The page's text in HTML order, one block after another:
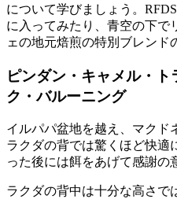
について学びましょう。
に入ってみたり、青空の下で
ェの地元焙煎の特別ブレンド
ピンダン・キャメル・
ク・バルーニング
イルパパ盆地を越え、マクド
ラクダの背では驚くほど快適
った後には餌をあげて感謝の
ラクダの背中は十分な高さで